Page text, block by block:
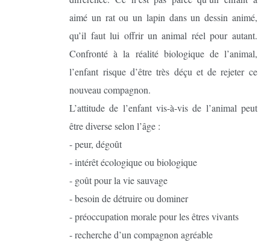
aimé un rat ou un lapin dans un dessin animé,
qu’il faut lui offrir un animal réel pour autant.
Confronté à la réalité biologique de l’animal,
l’enfant risque d’être très déçu et de rejeter ce
nouveau compagnon.
L’attitude de l’enfant vis-à-vis de l’animal peut
être diverse selon l’âge :
- peur, dégoût
- intérêt écologique ou biologique
- goût pour la vie sauvage
- besoin de détruire ou dominer
- préoccupation morale pour les êtres vivants
- recherche d’un compagnon agréable